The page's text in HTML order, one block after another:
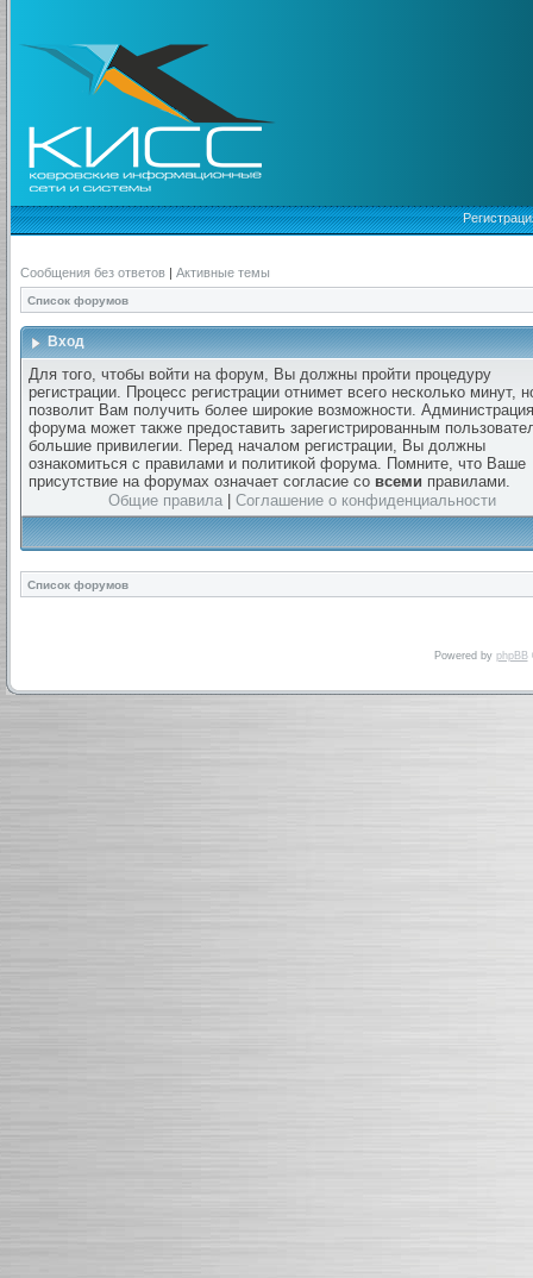
Сообщения без ответов | Активные темы
Список форумов
Вход
Для того, чтобы войти на форум, Вы должны пройти процедуру
регистрации. Процесс регистрации отнимет всего несколько минут,
позволит Вам получить более широкие возможности. Администрация
форума может также предоставить зарегистрированным
большие привилегии. Перед началом регистрации, Вы должны
ознакомиться с правилами и политикой форума. Помните, что Ваше
присутствие на форумах означает согласие со всеми правилами.
Общие правила
Соглашение о конфиденциальности
Список форумов
Powered by phpBB